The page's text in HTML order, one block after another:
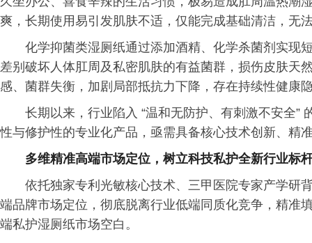
爽，长期使用易引发肌肤不适，仅能完成基础清洁，无
化学抑菌类湿厕纸通过添加酒精、化学杀菌剂实现
差别破坏人体肛周及私密肌肤的有益菌群，损伤皮肤天
感、菌群失衡，加剧局部抵抗力下降，存在持续性健康
长期以来，行业陷入 “温和无防护、有刺激不安全”
性与修护性的专业化产品，亟需具备核心技术创新、精
多维精准高端市场定位，树立科技私护全新行业标
依托独家专利光敏核心技术、三甲医院专家产学研
端品牌市场定位，彻底脱离行业低端同质化竞争，精准
端私护湿厕纸市场空白。